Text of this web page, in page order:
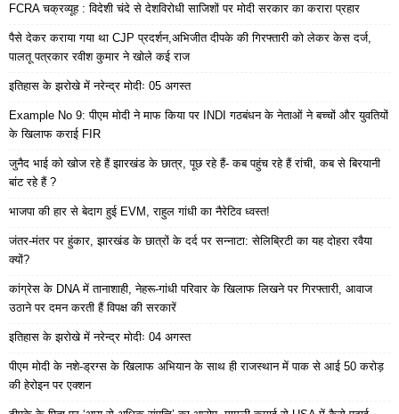
FCRA चक्रव्यूह : विदेशी चंदे से देशविरोधी साजिशों पर मोदी सरकार का करारा प्रहार
पैसे देकर कराया गया था CJP प्रदर्शन,अभिजीत दीपके की गिरफ्तारी को लेकर केस दर्ज,
पालतू पत्रकार रवीश कुमार ने खोले कई राज
इतिहास के झरोखे में नरेन्द्र मोदीः 05 अगस्त
Example No 9: पीएम मोदी ने माफ किया पर INDI गठबंधन के नेताओं ने बच्चों और युवतियों
के खिलाफ कराई FIR
जुनैद भाई को खोज रहे हैं झारखंड के छात्र, पूछ रहे हैं- कब पहुंच रहे हैं रांची, कब से बिरयानी
बांट रहे हैं ?
भाजपा की हार से बेदाग हुई EVM, राहुल गांधी का नैरेटिव ध्वस्त!
जंतर-मंतर पर हुंकार, झारखंड के छात्रों के दर्द पर सन्नाटा: सेलिब्रिटी का यह दोहरा रवैया
क्यों?
कांग्रेस के DNA में तानाशाही, नेहरू-गांधी परिवार के खिलाफ लिखने पर गिरफ्तारी, आवाज
उठाने पर दमन करती हैं विपक्ष की सरकारें
इतिहास के झरोखे में नरेन्द्र मोदीः 04 अगस्त
पीएम मोदी के नशे-ड्रग्स के खिलाफ अभियान के साथ ही राजस्थान में पाक से आई 50 करोड़
की हेरोइन पर एक्शन